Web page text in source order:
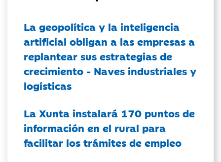
La geopolítica y la inteligencia
artificial obligan a las empresas a
replantear sus estrategias de
crecimiento - Naves industriales y
logísticas
La Xunta instalará 170 puntos de
información en el rural para
facilitar los trámites de empleo